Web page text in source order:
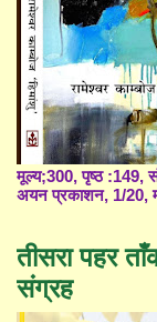
मूल्य;300, पृष्ठ :149,
अयन प्रकाशन, 1/20,
तीसरा पहर
संग्रह